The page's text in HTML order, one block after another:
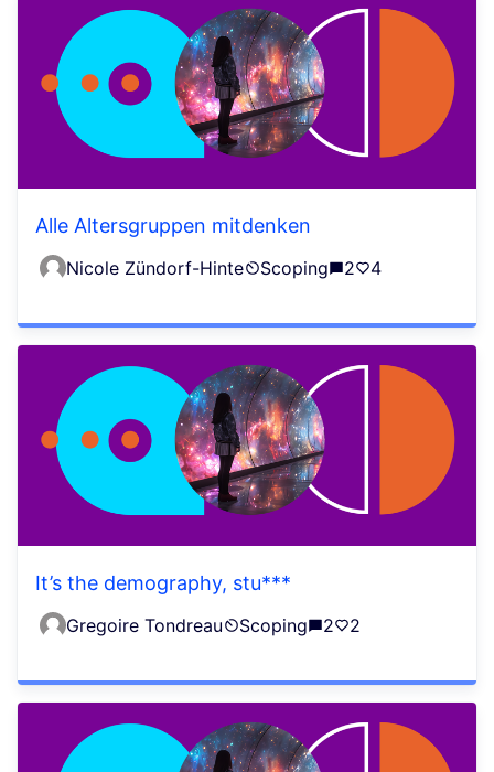
Alle Altersgruppen mitdenken
Nicole Zündorf-Hinte Scoping 2 4
It’s the demography, stu***
Gregoire Tondreau Scoping 2 2